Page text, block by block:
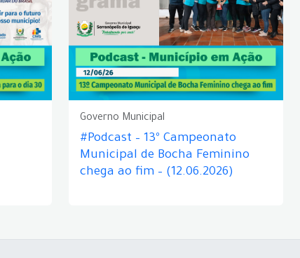
Governo Municipal
#Podcast – 13º Campeonato
Municipal de Bocha Feminino
chega ao fim – (12.06.2026)